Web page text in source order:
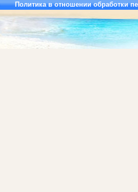
Политика в отношении обработки